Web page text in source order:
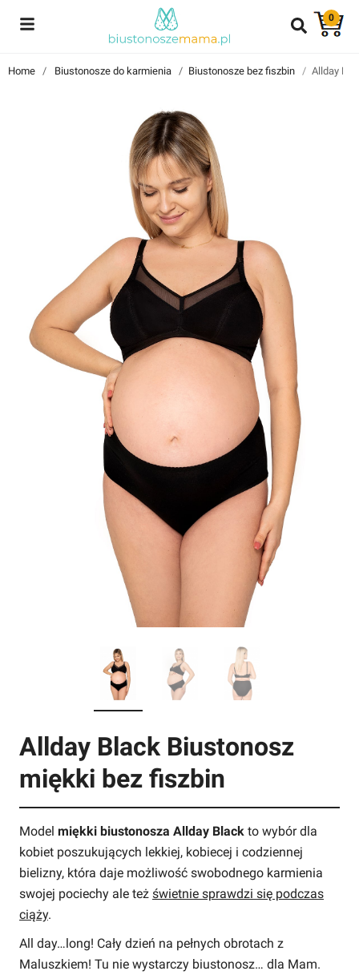
0
Reviews
Home Biustonosze do karmienia Biustonosze bez fiszbin Allday
Allday Black Biustonosz
miękki bez fiszbin
Model miękki biustonosza Allday Black to wybór dla
kobiet poszukujących lekkiej, kobiecej i codziennej
bielizny, która daje możliwość swobodnego karmienia
swojej pociechy ale też świetnie sprawdzi się podczas
ciąży.
All day…long! Cały dzień na pełnych obrotach z
Maluszkiem! Tu nie wystarczy biustonosz… dla Mam.